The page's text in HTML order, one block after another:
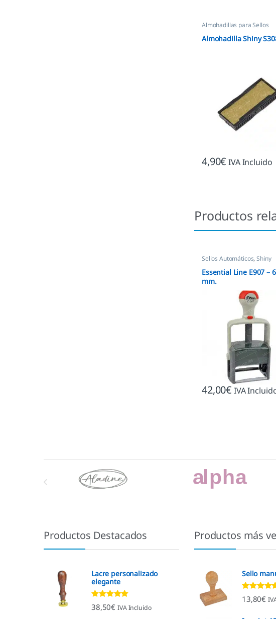
Almohadillas para Sellos
,Almohadillas
Almohadilla Shiny
4,90€ IVA Incluido
Productos
Sellos Automáticos,Shiny
Essential Line E907 –
mm.
42,00€ IVA
Marcas De Carrusel
Productos Destacados
Lacre personalizado
elegante
Valorado con
4.92de 5
38,50€ IVA Incluido
Productos más
Sello
Valorado con
4.80de 5
13,80€